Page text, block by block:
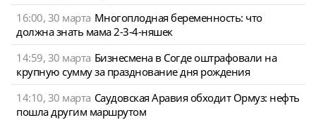
16:00, 30 марта Многоплодная беременность: что
должна знать мама 2-3-4-няшек
14:59, 30 марта Бизнесмена в Согде оштрафовали на
крупную сумму за празднование дня рождения
14:10, 30 марта Саудовская Аравия обходит Ормуз: нефть
пошла другим маршрутом